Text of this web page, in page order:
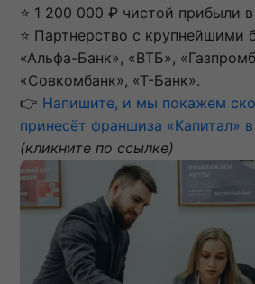
⭐ 1 200 000 ₽ чистой прибыли
⭐ Партнерство с крупнейшими
«Альфа-Банк», «ВТБ»,
«Совкомбанк», «Т-Банк».
👉 Напишите, и мы покажем
принесёт франшиза «Капитал»
(кликните по ссылке)